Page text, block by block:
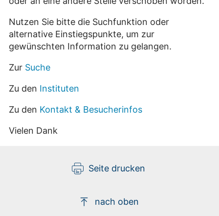
Nutzen Sie bitte die Suchfunktion oder
alternative Einstiegspunkte, um zur
gewünschten Information zu gelangen.
Zur Suche
Zu den Instituten
Zu den Kontakt & Besucherinfos
Vielen Dank
Seite drucken
nach oben